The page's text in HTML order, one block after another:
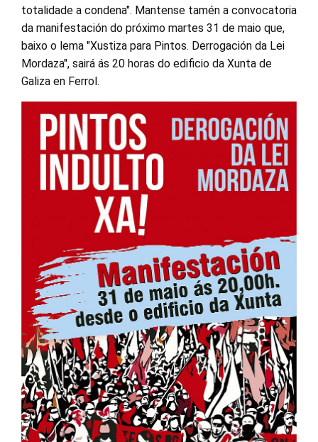
totalidade a condena". Mantense tamén a convocatoria
da manifestación do próximo martes 31 de maio que,
baixo o lema "Xustiza para Pintos. Derrogación da Lei
Mordaza", sairá ás 20 horas do edificio da Xunta de
Galiza en Ferrol.